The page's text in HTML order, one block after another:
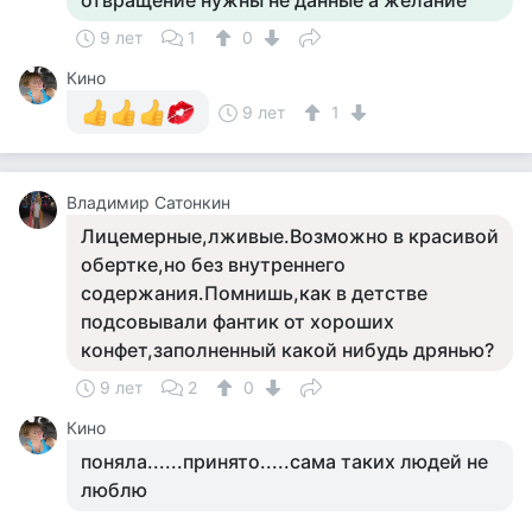
9 лет 1
0
Кино
9 лет
1
Владимир Сатонкин
Лицемерные,лживые.Возможно в красивой
обертке,но без внутреннего
содержания.Помнишь,как в детстве
подсовывали фантик от хороших
конфет,заполненный какой нибудь дрянью?
9 лет 2
0
Кино
поняла......принято.....сама таких людей не
люблю